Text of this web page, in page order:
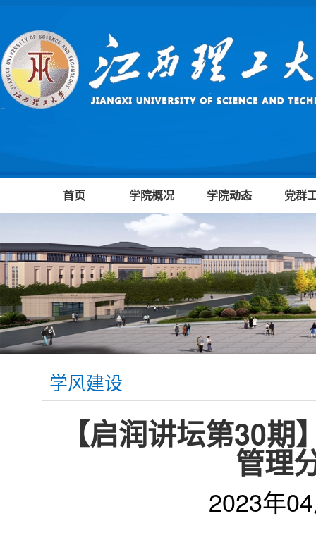
首页 学院概况 学院动态 党群
学风建设
【启润讲坛第30
管理
2023年